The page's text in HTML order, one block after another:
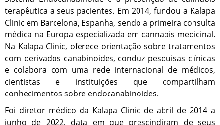
terapêutica a seus pacientes. Em 2014, fundou a Kalapa
Clinic em Barcelona, Espanha, sendo a primeira consulta
médica na Europa especializada em cannabis medicinal.
Na Kalapa Clinic, oferece orientação sobre tratamentos
com derivados canabinoides, conduz pesquisas clínicas
e colabora com uma rede internacional de médicos,
cientistas e instituições que compartilham
conhecimentos sobre endocanabinoides.
Foi diretor médico da Kalapa Clinic de abril de 2014 a
junho de 2022, data em que prescindiram de seus